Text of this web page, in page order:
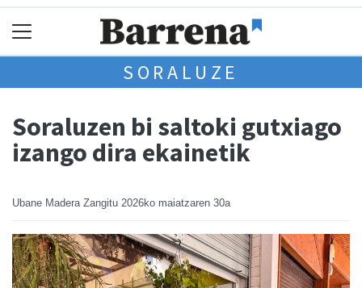
SORALUZE
Soraluzen bi saltoki gutxiago
izango dira ekainetik
Ubane Madera Zangitu 2026ko maiatzaren 30a